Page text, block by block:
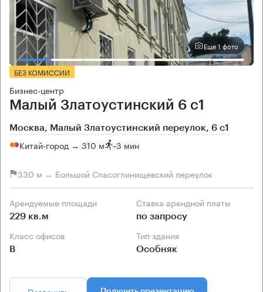
Еще 1 фото
БЕЗ КОМИССИИ
Бизнес-центр
Малый Златоустинский 6 с1
Москва, Малый Златоустинский переулок, 6 с1
Китай-город → 310 м ~3 мин
330 м → Большой Спасоглинищевский переулок
Арендуемые площади
229 кв.м
Ставка арендной платы
по запросу
Класс офисов
B
Тип здания
Особняк